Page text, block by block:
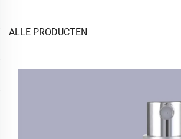
ALLE PRODUCTEN